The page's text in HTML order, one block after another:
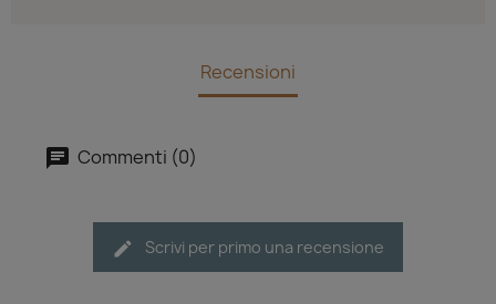
Recensioni
Commenti (0)
Scrivi per primo una recensione